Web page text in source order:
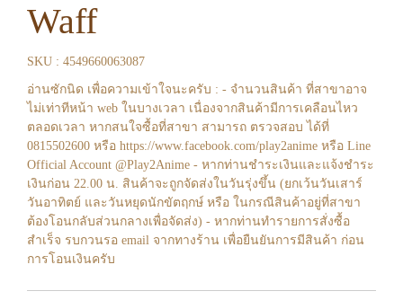
Waff
SKU : 4549660063087
อ่านซักนิด เพื่อความเข้าใจนะครับ : - จำนวนสินค้า ที่สาขาอาจ
ไม่เท่าทีหน้า web ในบางเวลา เนื่องจากสินค้ามีการเคลือนไหว
ตลอดเวลา หากสนใจซื้อที่สาขา สามารถ ตรวจสอบ ได้ที่
0815502600 หรือ https://www.facebook.com/play2anime หรือ Line
Official Account @Play2Anime - หากท่านชำระเงินและแจ้งชำระ
เงินก่อน 22.00 น. สินค้าจะถูกจัดส่งในวันรุ่งขึ้น (ยกเว้นวันเสาร์
วันอาทิตย์ และวันหยุดนักขัตฤกษ์ หรือ ในกรณีสินค้าอยู่ที่สาขา
ต้องโอนกลับส่วนกลางเพื่อจัดส่ง) - หากท่านทำรายการสั่งซื้อ
สำเร็จ รบกวนรอ email จากทางร้าน เพื่อยืนยันการมีสินค้า ก่อน
การโอนเงินครับ